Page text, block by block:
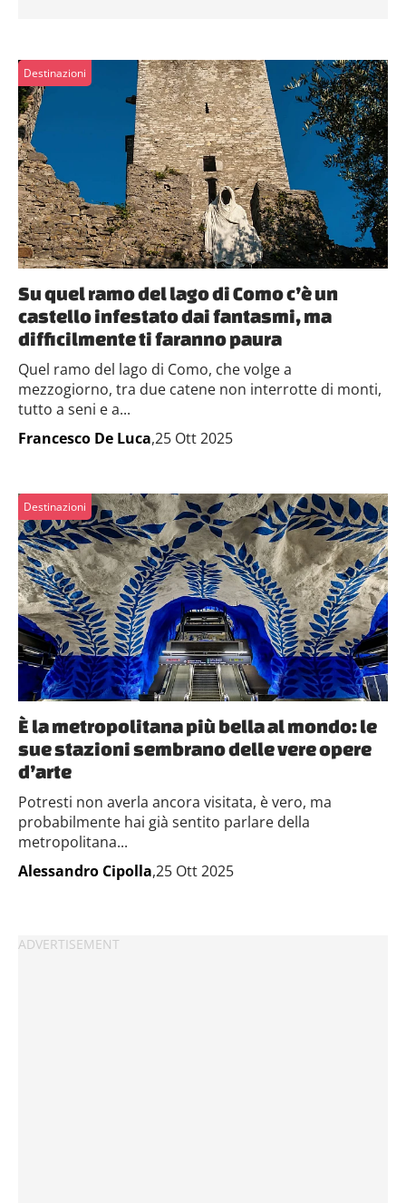
Destinazioni
Su quel ramo del lago di Como c’è un
castello infestato dai fantasmi, ma
difficilmente ti faranno paura
Quel ramo del lago di Como, che volge a
mezzogiorno, tra due catene non interrotte di monti,
tutto a seni e a...
Francesco De Luca,25 Ott 2025
Destinazioni
È la metropolitana più bella al mondo: le
sue stazioni sembrano delle vere opere
d’arte
Potresti non averla ancora visitata, è vero, ma
probabilmente hai già sentito parlare della
metropolitana...
Alessandro Cipolla,25 Ott 2025